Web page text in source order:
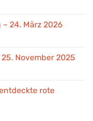
24. März 2026
November 2025
rote